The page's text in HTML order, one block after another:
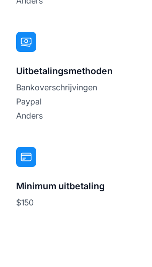
Uitbetalingsmethoden
Bankoverschrijvingen
Paypal
Anders
Minimum uitbetaling
$150